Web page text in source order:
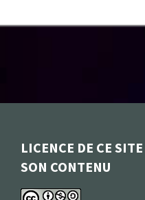
LICENCE DE CE
SON CONTENU